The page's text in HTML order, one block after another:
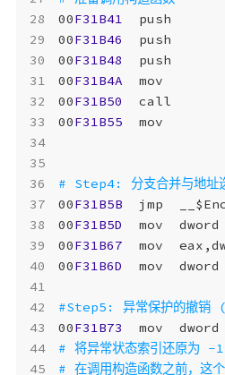
00F31B41 push
00F31B46 push
00F31B48 push
00F31B4A mov
00F31B50 call
00F31B55 mov
00F31B5B jmp
00F31B5D mov dword
00F31B67 mov eax ,
00F31B6D mov dword
00F31B73 mov dword